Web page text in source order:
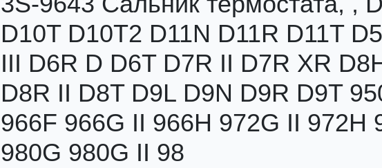
D10T D10T2 D11N D11R D11T
III D6R D D6T D7R II D7R XR
D8R II D8T D9L D9N D9R D9T
966F 966G II 966H 972G II 972H
980G 980G II 98